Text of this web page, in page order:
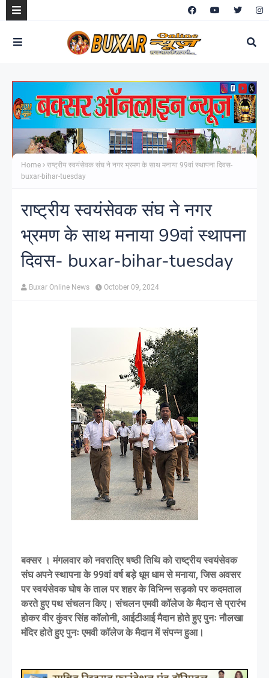
Home
राष्ट्रीय स्वयंसेवक संघ ने नगर भ्रमण के साथ मनाया 99वां स्थापना दिवस-
buxar-bihar-tuesday
राष्ट्रीय स्वयंसेवक संघ ने नगर
भ्रमण के साथ मनाया 99वां स्थापना
दिवस- buxar-bihar-tuesday
Buxar Online News October 09, 2024
बक्सर । मंगलवार को नवरात्रि षष्ठी तिथि को राष्ट्रीय स्वयंसेवक
संघ अपने स्थापना के 99वां वर्ष बड़े धूम धाम से मनाया, जिस अवसर
पर स्वयंसेवक घोष के ताल पर शहर के विभिन्न सड़को पर कदमताल
करते हुए पथ संचलन किए। संचलन एमवी कॉलेज के मैदान से प्रारंभ
होकर वीर कुंवर सिंह कॉलोनी, आईटीआई मैदान होते हुए पुनः नौलखा
मंदिर होते हुए पुनः एमवी कॉलेज के मैदान में संपन्न हुआ।